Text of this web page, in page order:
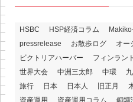
HSBC HSP経済コラム
pressrelease
お散歩ログ オー
ビクトリアハーバー
フィンラン
世界大会
中洲三太郎 中環
旅行
日本 日本人 旧正月